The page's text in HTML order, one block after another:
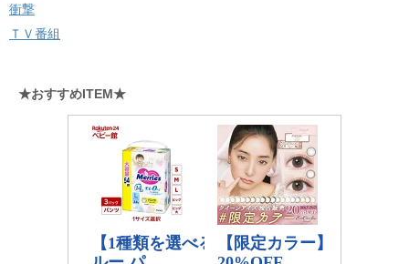
衝撃
ＴＶ番組
★おすすめITEM★